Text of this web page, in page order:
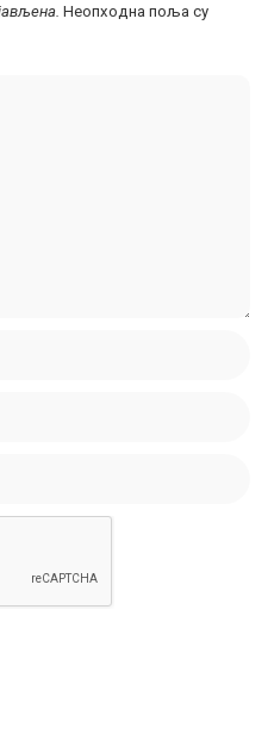
Неопходна поља су